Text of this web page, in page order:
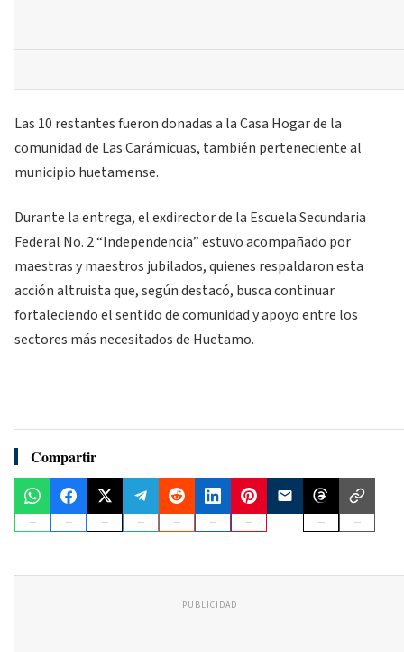
Las 10 restantes fueron donadas a la Casa Hogar de la
comunidad de Las Carámicuas, también perteneciente al
municipio huetamense.
Durante la entrega, el exdirector de la Escuela Secundaria
Federal No. 2 “Independencia” estuvo acompañado por
maestras y maestros jubilados, quienes respaldaron esta
acción altruista que, según destacó, busca continuar
fortaleciendo el sentido de comunidad y apoyo entre los
sectores más necesitados de Huetamo.
Compartir
PUBLICIDAD